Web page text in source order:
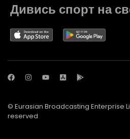
Дивись спорт на
© Eurasian Broadcasting Enterprise
reserved